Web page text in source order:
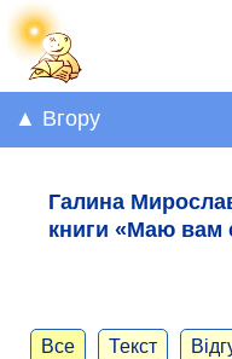
▲ Вгору
Галина
книги «Маю вам
Все Текст